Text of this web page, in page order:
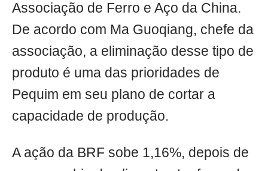
Associação de Ferro e Aço da China.
De acordo com Ma Guoqiang, chefe da
associação, a eliminação desse tipo de
produto é uma das prioridades de
Pequim em seu plano de cortar a
capacidade de produção.
A ação da BRF sobe 1,16%, depois de